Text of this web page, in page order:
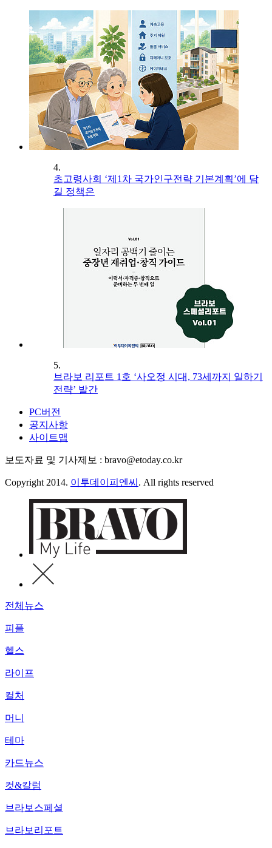
4.
초고령사회 ‘제1차 국가인구전략 기본계획’에 담
길 정책은
5.
브라보 리포트 1호 ‘사오정 시대, 73세까지 일하기
전략’ 발간
PC버전
공지사항
사이트맵
보도자료 및 기사제보 : bravo@etoday.co.kr
Copyright 2014. 이투데이피엔씨 . All rights reserved
전체뉴스
피플
헬스
라이프
컬처
머니
테마
카드뉴스
컷&칼럼
브라보스페셜
브라보리포트